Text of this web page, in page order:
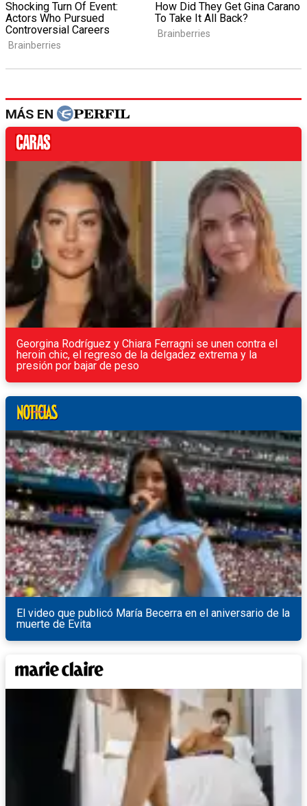
MÁS EN
Georgina Rodríguez y Chiara Ferragni se unen contra el
heroin chic, el regreso de la delgadez extrema y la
presión por bajar de peso
El video que publicó María Becerra en el aniversario de la
muerte de Evita